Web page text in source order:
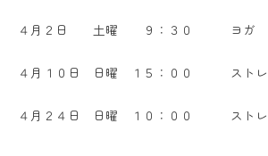
４月２日 土曜 ９：３０ ヨガ
４月１０日 日曜 １５：００ ストレ
４月２４日 日曜 １０：００ ストレ